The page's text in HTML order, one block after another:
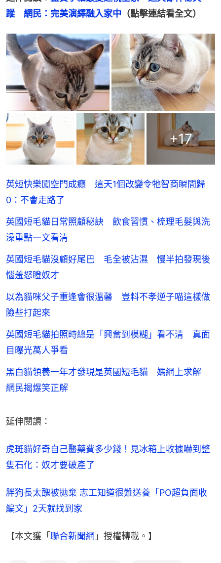
蹤　網民：完美演繹融入家中 （點擊連結看全文）
+17
英短快樂闖空門成癮 這天1個改變令牠智商瞬間歸
0：不會走路了
英國短毛貓日常照顧秘訣 飲食習慣、梳理毛髮與洗
澡重點一文看清
英國短毛貓沒顧好尾巴 毛全被沾濕 慢半拍發現後
惱羞怒瞪奴才
以為貓咪父子重逢會很溫馨 豈料不孝逆子喵這樣做
險些打起來
英國短毛貓拍照時總是「興奮到模糊」看不清 真面
目曝光萬人爭看
黑白貓領養一年才發現是英國短毛貓 媽網上求解
網民揭爆笑正解
延伸閱讀：
虎斑貓好奇自己醫藥費多少錢！見冰箱上收據嚇到整
隻石化：奴才要破產了
胖狗長太醜被拋棄 志工知道很難送養「PO超負面收
編文」2天就找到家
【本文獲「 聯合新聞網 」授權轉載。】